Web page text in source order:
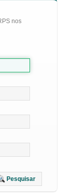
nos
Pesquisar